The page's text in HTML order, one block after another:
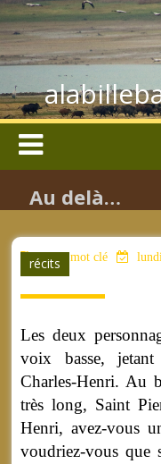
Au delà…
récits
aucun mot clé
Les deux
voix basse,
Charles-Henri. Au
très long, Saint
Henri, avez-vous
voudriez-vous que